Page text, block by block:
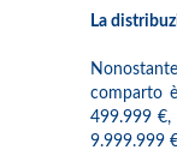
La
comparto
499.999 €,
9.999.999